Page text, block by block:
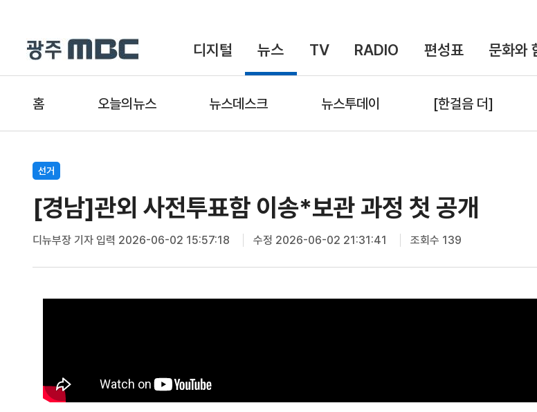
디지털 뉴스 TV RADIO 편성표 문화와
홈 오늘의뉴스 뉴스데스크 뉴스투데이 [한걸음 더]
선거
[경남]관외 사전투표함 이송*보관 과정 첫 공개
디뉴부장 기자입력 2026-06-02 15:57:18 수정 2026-06-02 21:31:41 조회수 139